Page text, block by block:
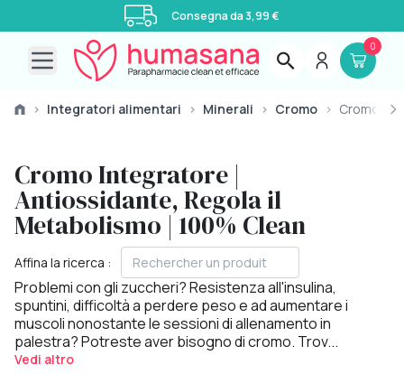
Consegna da 3,99 €
Open main menu
0
› Integratori alimentari › Minerali › Cromo › Cromo
Cromo Integratore |
Antiossidante, Regola il
Metabolismo | 100% Clean
Affina la ricerca :
Problemi con gli zuccheri? Resistenza all'insulina,
spuntini, difficoltà a perdere peso e ad aumentare i
muscoli nonostante le sessioni di allenamento in
palestra? Potreste aver bisogno di cromo. Trov...
Vedi altro